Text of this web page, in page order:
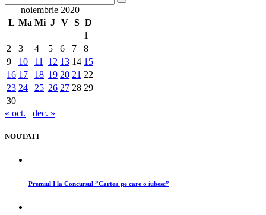
noiembrie 2020
L Ma Mi J V S D
1
2
3 4 5 6 7
8
9
10 11 12 13 14 15
16 17 18 19 20 21 22
23 24 25 26 27 28 29
30
« oct.
dec. »
NOUTATI
Premiul I la Concursul ”Cartea pe care o iubesc”